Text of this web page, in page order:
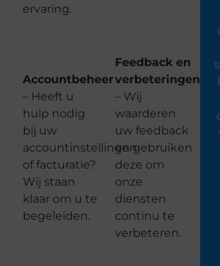
ervaring.
Accountbeheer
– Heeft u
hulp nodig
bij uw
accountinstellingen
of facturatie?
Wij staan
klaar om u te
begeleiden.
Feedback en
verbeteringen
– Wij
waarderen
uw feedback
en gebruiken
deze om
onze
diensten
continu te
verbeteren.